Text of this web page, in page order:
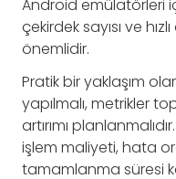
Android emülatörleri
çekirdek sayısı ve
önemlidir.
Pratik bir yaklaşım
yapılmalı, metrikler
artırımı
işlem maliyeti, hata
tamamlanma süresi